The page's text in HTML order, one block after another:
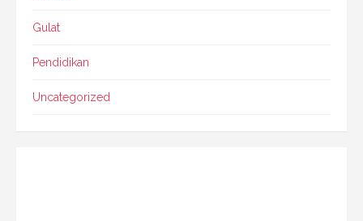
Gulat
Pendidikan
Uncategorized